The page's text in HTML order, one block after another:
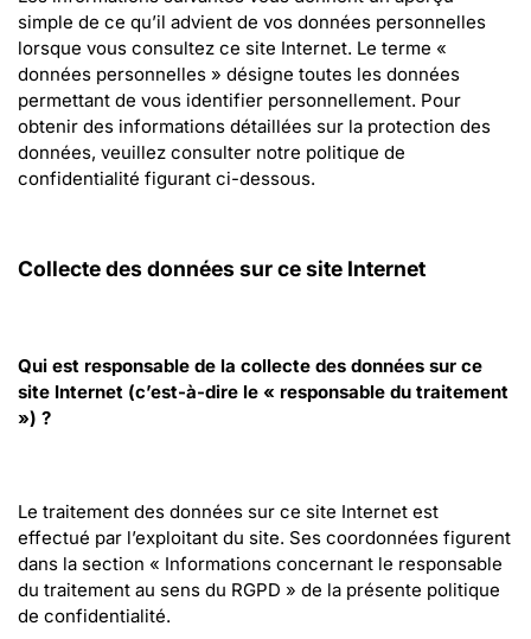
simple de ce qu’il advient de vos données personnelles
lorsque vous consultez ce site Internet. Le terme «
données personnelles » désigne toutes les données
permettant de vous identifier personnellement. Pour
obtenir des informations détaillées sur la protection des
données, veuillez consulter notre politique de
confidentialité figurant ci-dessous.
Collecte des données sur ce site Internet
Qui est responsable de la collecte des données sur ce
site Internet (c’est-à-dire le « responsable du traitement
») ?
Le traitement des données sur ce site Internet est
effectué par l’exploitant du site. Ses coordonnées figurent
dans la section « Informations concernant le responsable
du traitement au sens du RGPD » de la présente politique
de confidentialité.